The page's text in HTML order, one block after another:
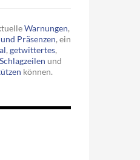
Warnungen,
Präsenzen, ein
, getwittertes,
Schlagzeilen und
können.